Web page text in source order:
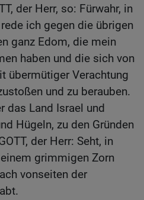
der Herr, so: Fürwahr, in
ich gegen die übrigen
ganz Edom, die mein
haben und die sich von
übermütiger Verachtung
und zu berauben.
das Land Israel und
Hügeln, zu den Gründen
der Herr: Seht, in
grimmigen Zorn
vonseiten der